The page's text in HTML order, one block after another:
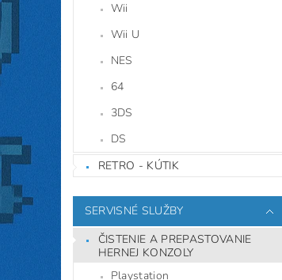
Wii
Wii U
NES
64
3DS
DS
RETRO - KÚTIK
SERVISNÉ SLUŽBY
ČISTENIE A PREPASTOVANIE
HERNEJ KONZOLY
Playstation